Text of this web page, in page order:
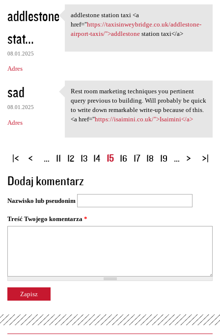
addlestone
stat...
08.01.2025
Adres
addlestone station taxi <a
addlestone station taxi <a
href="https://taxisinweybridge.co.uk/addlestone-
airport-taxis/">addlestonestation taxi</a>
sad
08.01.2025
Adres
Rest room marketing
Rest room marketing techniques you pertinent
query previous to building. Will probably be quick
to write down remarkable write-up because of this.
<a href="https://isaimini.co.uk/">Isaimini</a>
S
r
o
n
y
… 11 12 13 14 15 16 17 18 19 …
Dodaj komentarz
Nazwisko lub pseudonim
Treść Twojego komentarza *